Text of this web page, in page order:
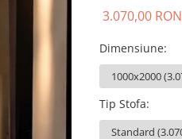
3.070,00 RON
Dimensiune:
Tip Stofa: